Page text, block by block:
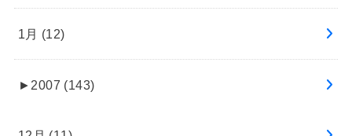
1月 (12)
► 2007 (143)